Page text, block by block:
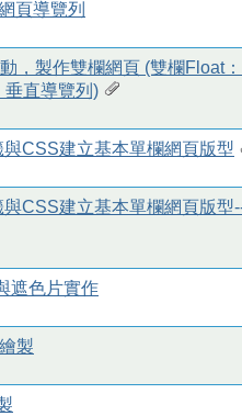
頁導覽列
，製作雙欄網頁 (雙欄Float
垂直導覽列)
CSS建立基本單欄網頁版型
CSS建立基本單欄網頁版型
遮色片實作
製